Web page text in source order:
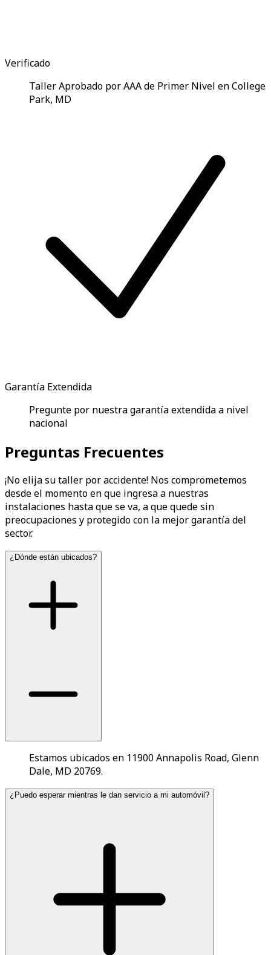
Verificado
Taller Aprobado por AAA de Primer Nivel en College
Park, MD
Garantía Extendida
Pregunte por nuestra garantía extendida a nivel
nacional
Preguntas Frecuentes
¡No elija su taller por accidente! Nos comprometemos
desde el momento en que ingresa a nuestras
instalaciones hasta que se va, a que quede sin
preocupaciones y protegido con la mejor garantía del
sector.
¿Dónde están ubicados?
Estamos ubicados en 11900 Annapolis Road, Glenn
Dale, MD 20769.
¿Puedo esperar mientras le dan servicio a mi automóvil?